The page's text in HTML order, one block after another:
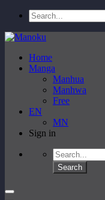
Home
Manga
Manhua
Manhwa
Free
EN
MN
Sign in